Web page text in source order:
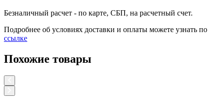
Безналичный расчет - по карте, СБП, на расчетный счет.
Подробнее об условиях доставки и оплаты можете узнать по
ссылке
Похожие товары